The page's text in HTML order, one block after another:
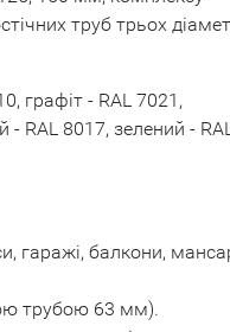
труб трьох
графіт - RAL 7021,
- RAL 8017, зелений -
гаражі, балкони,
трубою 63 мм).